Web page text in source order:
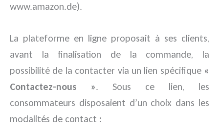
www.amazon.de).
La plateforme en ligne proposait à ses clients,
avant la finalisation de la commande, la
possibilité de la contacter via un lien spécifique «
Contactez-nous ». Sous ce lien, les
consommateurs disposaient d’un choix dans les
modalités de contact :